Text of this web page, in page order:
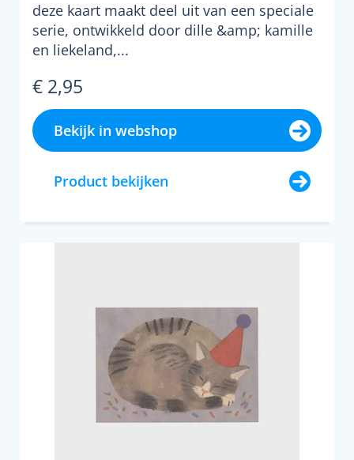
deze kaart maakt deel uit van een speciale
serie, ontwikkeld door dille &amp; kamille
en liekeland,...
€ 2,95
Bekijk in webshop
Product bekijken